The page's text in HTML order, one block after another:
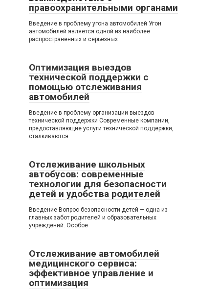
правоохранительными органами
Введение в проблему угона автомобилей Угон
автомобилей является одной из наиболее
распространённых и серьёзных
Оптимизация выездов
технической поддержки с
помощью отслеживания
автомобилей
Введение в проблему организации выездов
технической поддержки Современные компании,
предоставляющие услуги технической поддержки,
сталкиваются
Отслеживание школьных
автобусов: современные
технологии для безопасности
детей и удобства родителей
Введение Вопрос безопасности детей — одна из
главных забот родителей и образовательных
учреждений. Особое
Отслеживание автомобилей
медицинского сервиса:
эффективное управление и
оптимизация